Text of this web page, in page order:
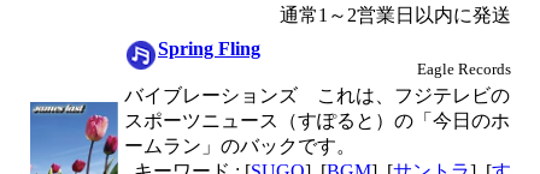
通常1～2営業日以内に発送
Spring Fling
Eagle Records
バイブレーションズ これは、フジテレビの
スポーツニュース（すぽると）の「今日のホ
ームラン」のバックです。